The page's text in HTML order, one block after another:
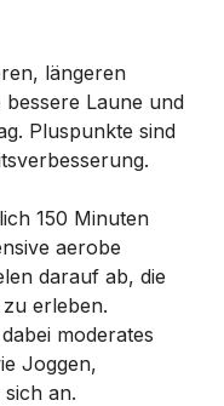
längeren
Laune und
Pluspunkte sind
150 Minuten
aerobe
darauf ab, die
erleben.
moderates
Joggen,
an.